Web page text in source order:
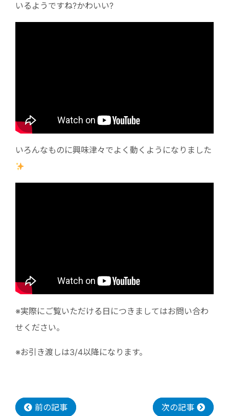
いるようですね?かわいい?
いろんなものに興味津々でよく動くようになりました
※実際にご覧いただける日につきましてはお問い合わ
せください。
※お引き渡しは3/4以降になります。
前の記事 次の記事